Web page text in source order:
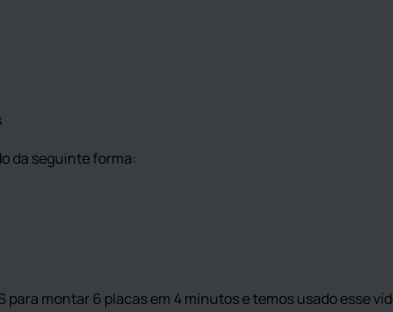
da seguinte forma:
para montar 6 placas em 4 minutos e temos usado esse